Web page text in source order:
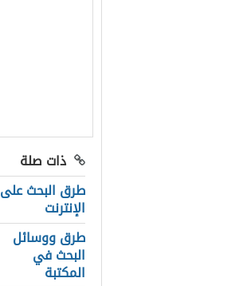
ذات صلة
طرق البحث على
الإنترنت
طرق ووسائل
البحث في
المكتبة